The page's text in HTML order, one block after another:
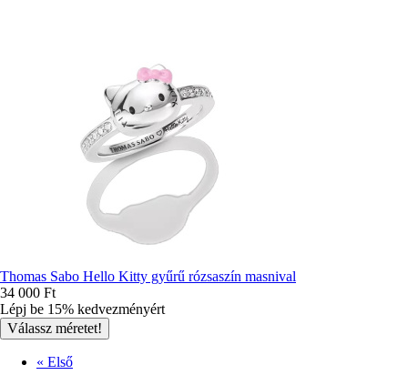
Thomas Sabo Hello Kitty gyűrű rózsaszín masnival
34 000 Ft
Lépj be 15% kedvezményért
Első
« Első